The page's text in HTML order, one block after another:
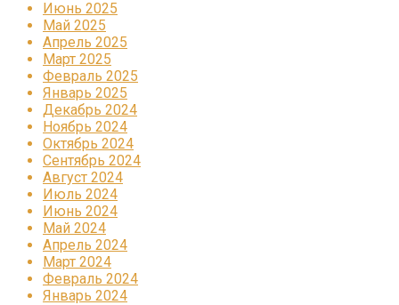
Июнь 2025
Май 2025
Апрель 2025
Март 2025
Февраль 2025
Январь 2025
Декабрь 2024
Ноябрь 2024
Октябрь 2024
Сентябрь 2024
Август 2024
Июль 2024
Июнь 2024
Май 2024
Апрель 2024
Март 2024
Февраль 2024
Январь 2024